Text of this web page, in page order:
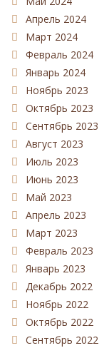
Апрель 2024
Март 2024
Февраль 2024
Январь 2024
Ноябрь 2023
Октябрь 2023
Сентябрь 2023
Август 2023
Июль 2023
Июнь 2023
Май 2023
Апрель 2023
Март 2023
Февраль 2023
Январь 2023
Декабрь 2022
Ноябрь 2022
Октябрь 2022
Сентябрь 2022